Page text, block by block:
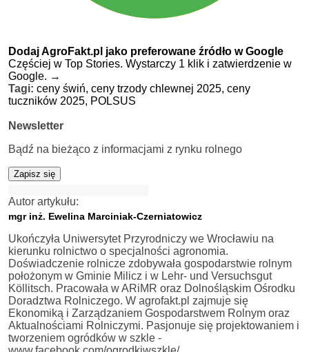
Dodaj AgroFakt.pl jako preferowane źródło w Google
Częściej w Top Stories. Wystarczy 1 klik i zatwierdzenie w
Google. →
Tagi: ceny świń, ceny trzody chlewnej 2025, ceny
tuczników 2025, POLSUS
Newsletter
Bądź na bieżąco z informacjami z rynku rolnego
Zapisz się
Autor artykułu:
mgr inż. Ewelina Marciniak-Czerniatowicz
Ukończyła Uniwersytet Przyrodniczy we Wrocławiu na
kierunku rolnictwo o specjalności agronomia.
Doświadczenie rolnicze zdobywała gospodarstwie rolnym
położonym w Gminie Milicz i w Lehr- und Versuchsgut
Köllitsch. Pracowała w ARiMR oraz Dolnośląskim Ośrodku
Doradztwa Rolniczego. W agrofakt.pl zajmuje się
Ekonomiką i Zarządzaniem Gospodarstwem Rolnym oraz
Aktualnościami Rolniczymi. Pasjonuje się projektowaniem i
tworzeniem ogródków w szkle -